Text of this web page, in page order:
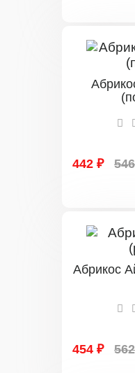
442 ₽
Абрикос
454 ₽